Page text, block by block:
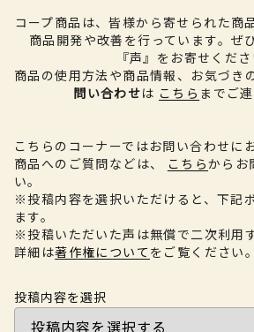
コープ商品は、皆様から寄せられた商
商品開発や改善を行っています。 ぜ
『声』をお寄せくださ
商品の使用方法や商品情報、お気づき
問い合わせは こちら までご
こちらのコーナーではお問い合わせに
商品へのご質問などは、
こちらからお
い。
※投稿内容を選択いただけると、下記
ます。
※投稿いただいた声は無償で二次利用
詳細は著作権について をご覧ください。
投稿内容を選択